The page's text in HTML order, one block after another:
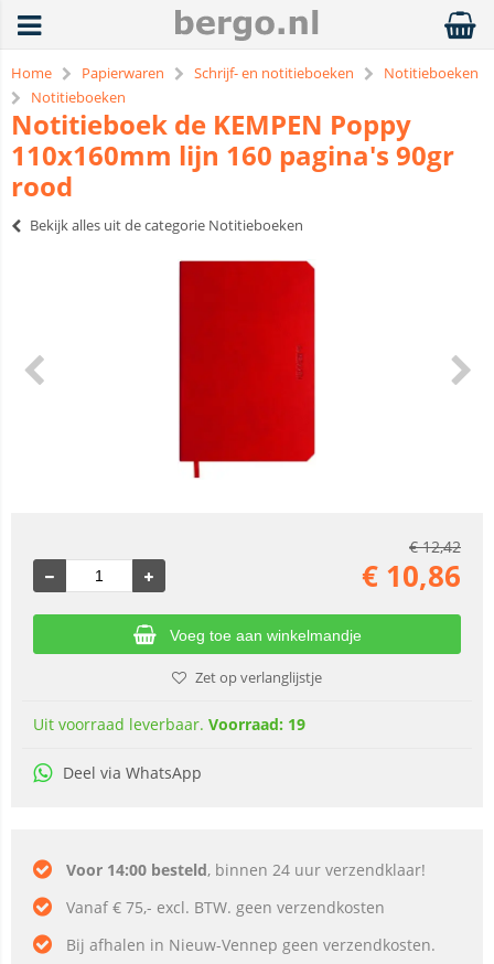
Home Papierwaren Schrijf- en notitieboeken
Notitieboeken
Notitieboeken
Notitieboek de KEMPEN Poppy
110x160mm lijn 160 pagina's 90gr
rood
Bekijk alles uit de categorie Notitieboeken
€12,42
€ 10,86
Voeg toe aan winkelmandje
Zet op verlanglijstje
Uit voorraad leverbaar. Voorraad: 19
Deel via WhatsApp
Voor 14:00 besteld, binnen 24 uur verzendklaar!
Vanaf € 75,- excl. BTW. geen verzendkosten
Bij afhalen in Nieuw-Vennep geen verzendkosten.